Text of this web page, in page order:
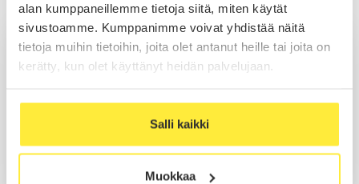
alan kumppaneillemme tietoja siitä, miten käytät
sivustoamme. Kumppanimme voivat yhdistää näitä
tietoja muihin tietoihin, joita olet antanut heille tai joita on
kerätty, kun olet käyttänyt heidän palvelujaan.
Salli kaikki
Muokkaa
Kasimir Ojala
Myynti
Sähköposti